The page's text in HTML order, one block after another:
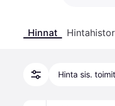
Hinnat
Hinta sis.